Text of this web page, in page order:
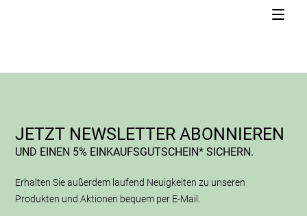
JETZT NEWSLETTER ABONNIEREN
UND EINEN 5% EINKAUFSGUTSCHEIN* SICHERN.
Erhalten Sie außerdem laufend Neuigkeiten zu unseren
Produkten und Aktionen bequem per E-Mail.